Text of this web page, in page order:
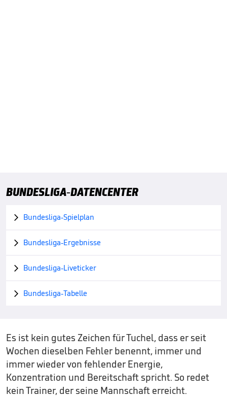
BUNDESLIGA-DATENCENTER
 Bundesliga-Spielplan
 Bundesliga-Ergebnisse
 Bundesliga-Liveticker
 Bundesliga-Tabelle
Es ist kein gutes Zeichen für Tuchel, dass er seit
Wochen dieselben Fehler benennt, immer und
immer wieder von fehlender Energie,
Konzentration und Bereitschaft spricht. So redet
kein Trainer, der seine Mannschaft erreicht.